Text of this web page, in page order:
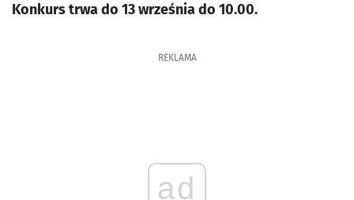
Konkurs trwa do 13 września do 10.00.
REKLAMA
ad